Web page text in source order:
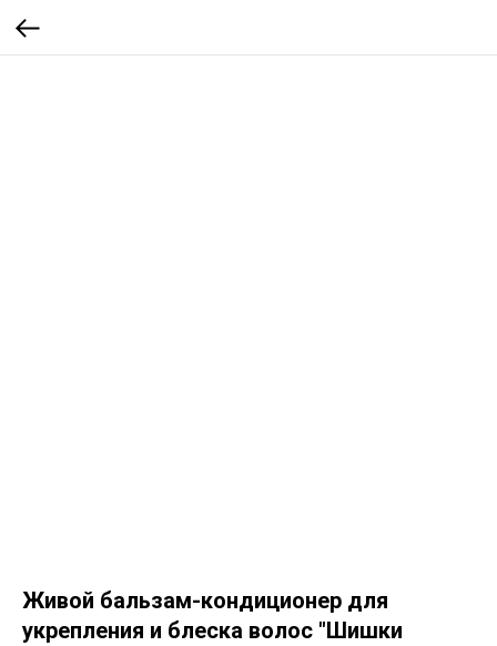
Живой бальзам-кондиционер для
укрепления и блеска волос "Шишки